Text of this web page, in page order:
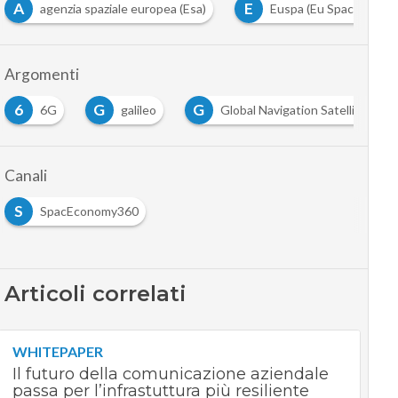
A agenzia spaziale europea (Esa) E Euspa (Eu Space
Argomenti
6
6G G galileo G Global Navigation Satellite
Canali
S
SpacEconomy360
Articoli correlati
WHITEPAPER
Il futuro della comunicazione aziendale
passa per l’infrastuttura più resiliente